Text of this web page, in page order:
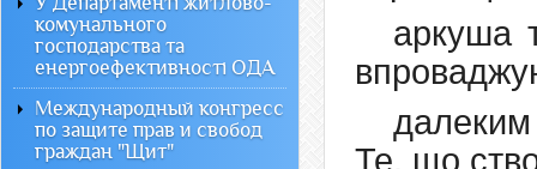
аркуша
Те, що
комунального
господарства та
енергоефективності ОДА
Международный конгресс
по защите прав и свобод
граждан "Щит"